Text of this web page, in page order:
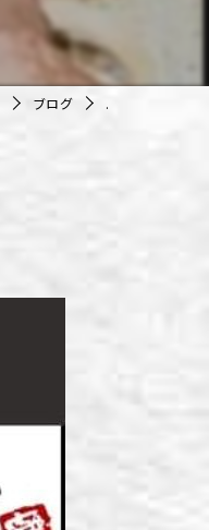
ブログ .